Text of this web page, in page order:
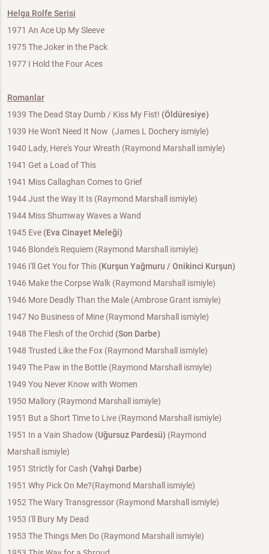
Helga Rolfe Serisi
1971 An Ace Up My Sleeve
1975 The Joker in the Pack
1977 I Hold the Four Aces
Romanlar
1939 The Dead Stay Dumb / Kiss My Fist! (Öldüresiye)
1939 He Won't Need It Now (James L Dochery ismiyle)
1940 Lady, Here's Your Wreath (Raymond Marshall ismiyle)
1941 Get a Load of This
1941 Miss Callaghan Comes to Grief
1944 Just the Way It Is (Raymond Marshall ismiyle)
1944 Miss Shumway Waves a Wand
1945 Eve (Eva Cinayet Meleği)
1946 Blonde's Requiem (Raymond Marshall ismiyle)
1946 I'll Get You for This (Kurşun Yağmuru / Onikinci Kurşun)
1946 Make the Corpse Walk (Raymond Marshall ismiyle)
1946 More Deadly Than the Male (Ambrose Grant ismiyle)
1947 No Business of Mine (Raymond Marshall ismiyle)
1948 The Flesh of the Orchid (Son Darbe)
1948 Trusted Like the Fox (Raymond Marshall ismiyle)
1949 The Paw in the Bottle (Raymond Marshall ismiyle)
1949 You Never Know with Women
1950 Mallory (Raymond Marshall ismiyle)
1951 But a Short Time to Live (Raymond Marshall ismiyle)
1951 In a Vain Shadow (Uğursuz Pardesü) (Raymond
Marshall ismiyle)
1951 Strictly for Cash (Vahşi Darbe)
1951 Why Pick On Me?(Raymond Marshall ismiyle)
1952 The Wary Transgressor (Raymond Marshall ismiyle)
1953 I'll Bury My Dead
1953 The Things Men Do (Raymond Marshall ismiyle)